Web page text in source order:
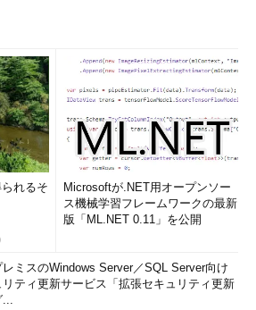
れるそ
Microsoftが.NET用オープンソー
ス機械学習フレームワークの最新
版「ML.NET 0.11」を公開
レミスのWindows Server／SQL Server向け
リティ更新サービス「拡張セキュリティ更新
...